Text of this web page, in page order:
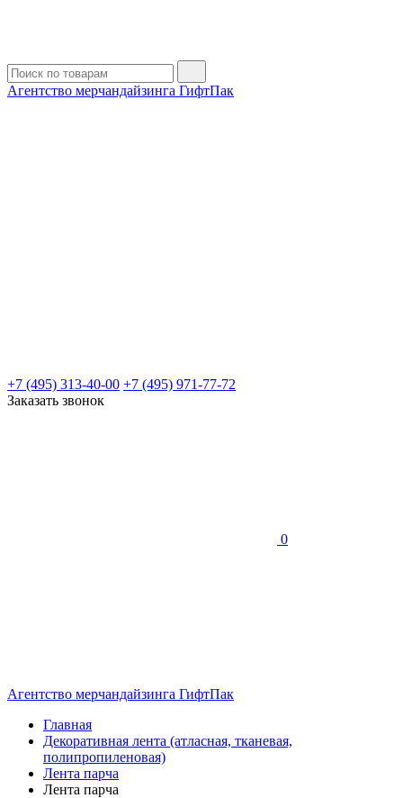
Агентство мерчандайзинга ГифтПак
+7 (495) 313-40-00 +7 (495) 971-77-72
Заказать звонок
0
Агентство мерчандайзинга ГифтПак
Главная
Декоративная лента (атласная, тканевая,
полипропиленовая)
Лента парча
Лента парча